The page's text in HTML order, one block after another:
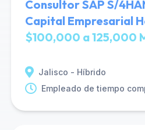
Consultor SAP S/
Capital Empresarial
$100,000 a 125,000
Jalisco - Híbrido
Empleado de tiempo